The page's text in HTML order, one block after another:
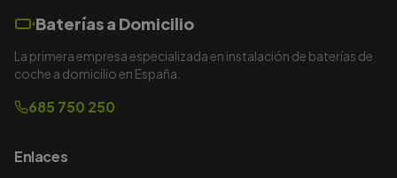
Baterías a Domicilio
La primera empresa especializada en instalación de baterías de
coche a domicilio en España.
685 750 250
Enlaces